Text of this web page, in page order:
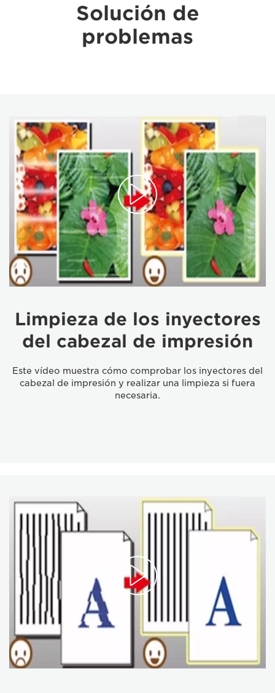
Solución de
problemas
Limpieza de los inyectores
del cabezal de impresión
Este vídeo muestra cómo comprobar los inyectores del
cabezal de impresión y realizar una limpieza si fuera
necesaria.